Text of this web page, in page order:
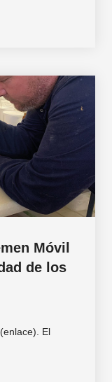
Móvil
de los
El